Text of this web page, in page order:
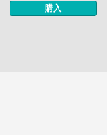
購入